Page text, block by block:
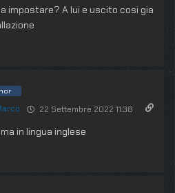
impostare? A lui e uscito cosi gia
22 Settembre 2022 11:38
in lingua inglese